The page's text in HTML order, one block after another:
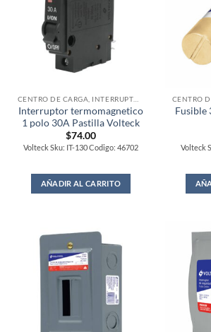
Interruptor termomagnetico
1 polo 30A Pastilla Volteck
$74.00
Volteck Sku: IT-130 Codigo: 46702
AÑADIR AL CARRITO
Fusible
Volteck